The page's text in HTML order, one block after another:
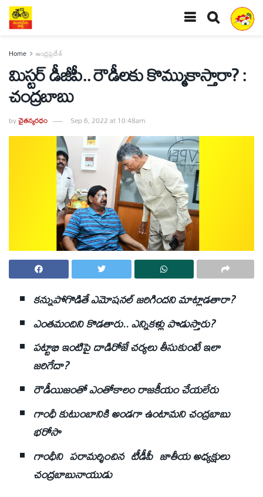
Home ఆంధ్రప్రదేశ్
మిస్టర్‌ డీజీపీ.. రౌడీలకు కొమ్ముకాస్తారా? :
చంద్రబాబు
byచైతన్యరధం Sep 6, 2022 at 10:48am
కన్నుపోగొడితే ఎమోషనల్‌ జరిగిందని మాట్లాడతారా?
ఎంతమందిని కొడతారు.. ఎన్నికళ్లు పొడుస్తారు?
పట్టాభి ఇంటిపై దాడిరోజే చర్యలు తీసుకుంటే ఇలా
జరిగేదా?
రౌడీయిజంతో ఎంతోకాలం రాజకీయం చేయలేరు
గాంధీ కుటుంబానికి అండగా ఉంటామని చంద్రబాబు
భరోసా
గాంధీని పరామర్శించిన టీడీపీ జాతీయ అధ్యక్షులు
చంద్రబాబునాయుడు